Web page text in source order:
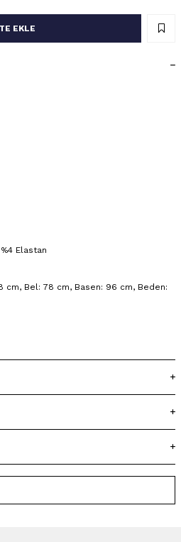
EKLE
%4 Elastan
cm, Bel: 78 cm, Basen: 96 cm, Beden: